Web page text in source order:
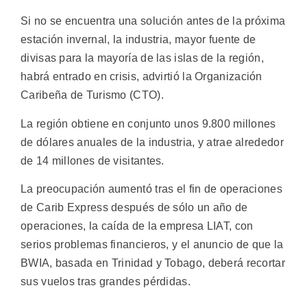
Si no se encuentra una solución antes de la próxima
estación invernal, la industria, mayor fuente de
divisas para la mayoría de las islas de la región,
habrá entrado en crisis, advirtió la Organización
Caribeña de Turismo (CTO).
La región obtiene en conjunto unos 9.800 millones
de dólares anuales de la industria, y atrae alrededor
de 14 millones de visitantes.
La preocupación aumentó tras el fin de operaciones
de Carib Express después de sólo un año de
operaciones, la caída de la empresa LIAT, con
serios problemas financieros, y el anuncio de que la
BWIA, basada en Trinidad y Tobago, deberá recortar
sus vuelos tras grandes pérdidas.